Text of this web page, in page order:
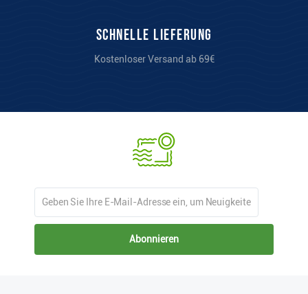
Schnelle Lieferung
Kostenloser Versand ab 69€
Abonnieren